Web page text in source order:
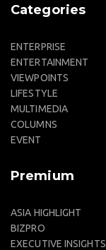
Categories
ENTERPRISE
ENTERTAINMENT
VIEWPOINTS
LIFESTYLE
MULTIMEDIA
COLUMNS
EVENT
Premium
ASIA HIGHLIGHT
BIZPRO
EXECUTIVE INSIGHTS